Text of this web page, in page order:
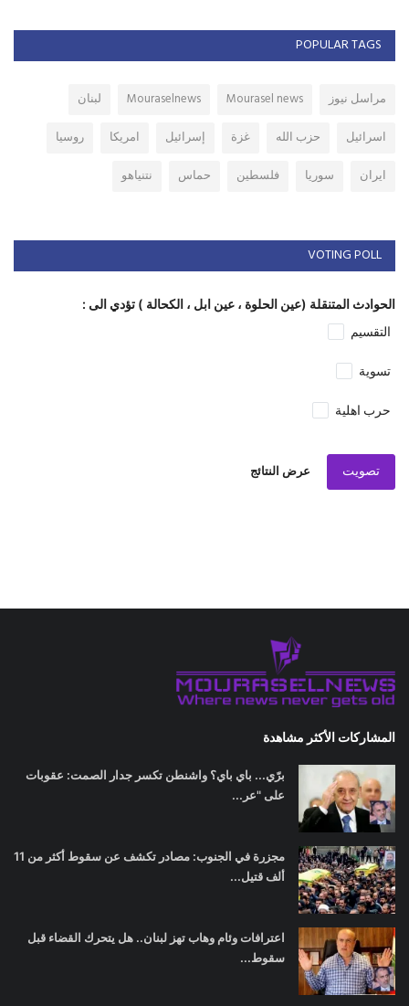
POPULAR TAGS
مراسل نيوز Mourasel news
Mouraselnews
لبنان
اسرائيل
حزب الله غزة إسرائيل امريكا
روسيا
ايران
سوريا فلسطين حماس نتنياهو
VOTING POLL
الحوادث المتنقلة (عين الحلوة ، عين ابل ، الكحالة ) تؤدي الى :
التقسيم
تسوية
حرب اهلية
تصويت عرض النتائج
المشاركات الأكثر مشاهدة
برّي... باي باي؟ واشنطن تكسر جدار الصمت: عقوبات
على "عر...
مجزرة في الجنوب: مصادر تكشف عن سقوط أكثر من 11
ألف قتيل...
اعترافات وئام وهاب تهز لبنان.. هل يتحرك القضاء قبل
سقوط...